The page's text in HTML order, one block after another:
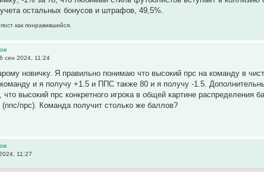
остальных бонусов и штрафов, 49,5%.
как понравившийся.
сен 2024, 11:24
новичку. Я правильно понимаю что высокий прс на команду в
и я получу +1.5 и ППС также 80 и я получу -1.5.
что высокий прс конкретного игрока в общей картине
прс). Команда получит столько же баллов?
11:27